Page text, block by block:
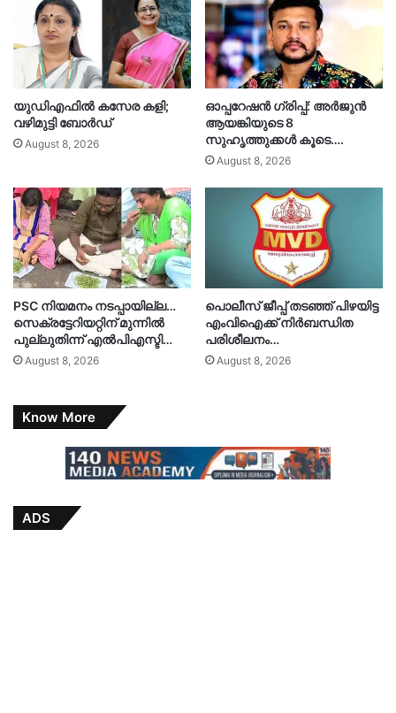
യുഡിഎഫിൽ കസേര കളി;
വഴിമുട്ടി ബോർഡ്
August 8, 2026
ഓപ്പറേഷൻ ഗ്രിപ്പ്: അർജുൻ
ആയങ്കിയുടെ 8
സുഹൃത്തുക്കൾ കൂടെ….
August 8, 2026
PSC നിയമനം നടപ്പായില്ല…
സെക്രട്ടേറിയറ്റിന് മുന്നിൽ
പുല്ലുതിന്ന് എൽപിഎസ്ടി…
August 8, 2026
പൊലീസ് ജീപ്പ് തടഞ്ഞ് പിഴയിട്ട
എംവിഐക്ക് നിർബന്ധിത
പരിശീലനം…
August 8, 2026
Know More
ADS